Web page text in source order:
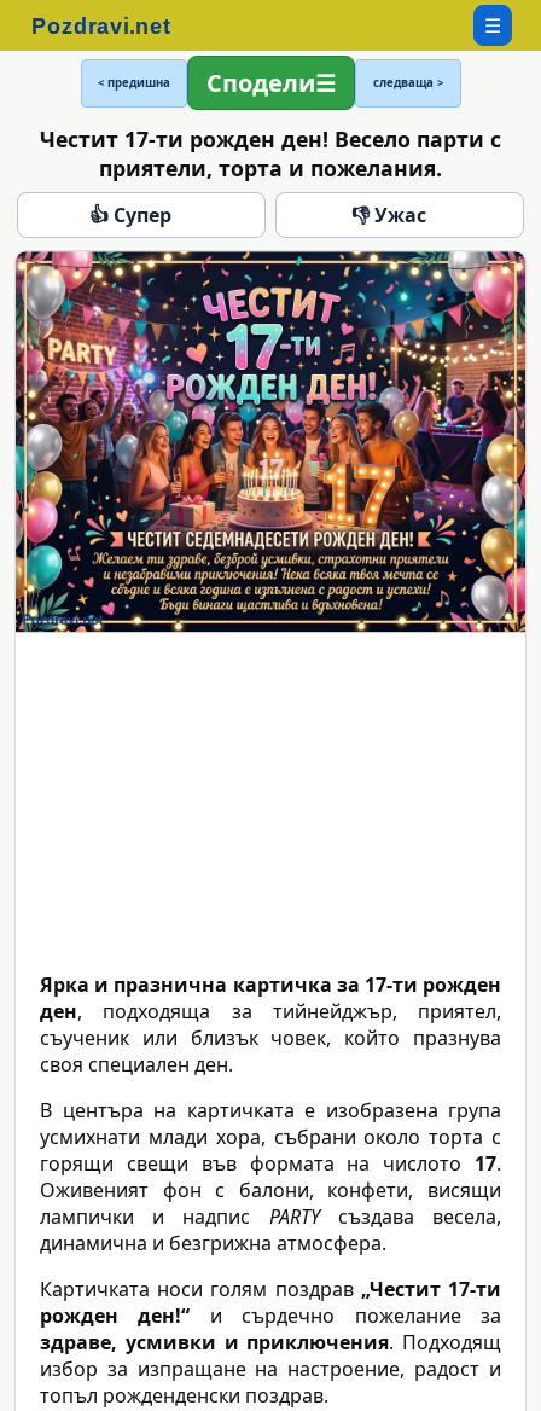
☰
< предишна Сподели следваща >
Честит 17-ти рожден ден! Весело парти с
приятели, торта и пожелания.
👍 Супер 👎 Ужас
Ярка и празнична картичка за 17-ти рожден
ден, подходяща за тийнейджър, приятел,
съученик или близък човек, който празнува
своя специален ден.
В центъра на картичката е изобразена група
усмихнати млади хора, събрани около торта с
горящи свещи във формата на числото 17.
Оживеният фон с балони, конфети, висящи
лампички и надпис PARTYсъздава весела,
динамична и безгрижна атмосфера.
Картичката носи голям поздрав „Честит 17-ти
рожден ден!“ и сърдечно пожелание за
здраве, усмивки и приключения. Подходящ
избор за изпращане на настроение, радост и
топъл рожденденски поздрав.